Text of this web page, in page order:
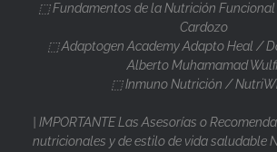
⬚ Fundamentos de la Nutrición Funcional
Cardozo
⬚ Adaptogen Academy Adapto Heal /
Alberto Muhamamad
⬚ Inmuno Nutrición /
| IMPORTANTE Las Asesorías o
nutricionales y de estilo de vida saludable